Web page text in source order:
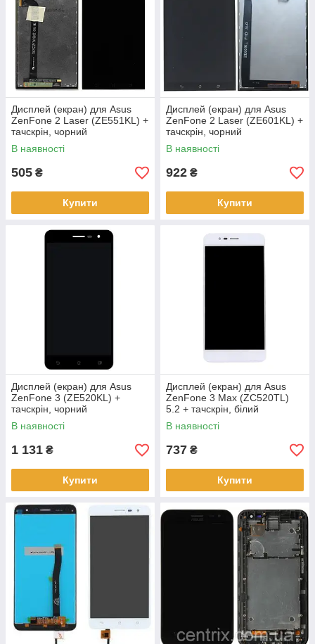
Дисплей (екран) для Asus
ZenFone 2 Laser (ZE551KL) +
тачскрін, чорний
В наявності
505 ₴
Купити
Дисплей (екран) для Asus
ZenFone 2 Laser (ZE601KL) +
тачскрін, чорний
В наявності
922 ₴
Купити
Дисплей (екран) для Asus
ZenFone 3 (ZE520KL) +
тачскрін, чорний
В наявності
1 131 ₴
Купити
Дисплей (екран) для Asus
ZenFone 3 Max (ZC520TL)
5.2 + тачскрін, білий
В наявності
737 ₴
Купити